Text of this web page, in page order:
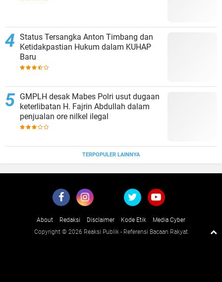
Status Tersangka Anton Timbang dan
Ketidakpastian Hukum dalam KUHAP
Baru
GMPLH desak Mabes Polri usut dugaan
keterlibatan H. Fajrin Abdullah dalam
penjualan ore nilkel ilegal
TERPOPULER LAINNYA
About Redaksi Disclaimer Kode Etik
Media Cyber
Copyright © 2026 Reaksi Publik - Referensi Bacaan Rakyat